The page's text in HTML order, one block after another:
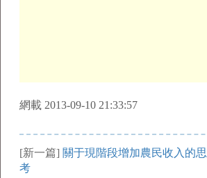
網載 2013-09-10 21:33:57
[新一篇] 關于現階段增加農民收入的思
考